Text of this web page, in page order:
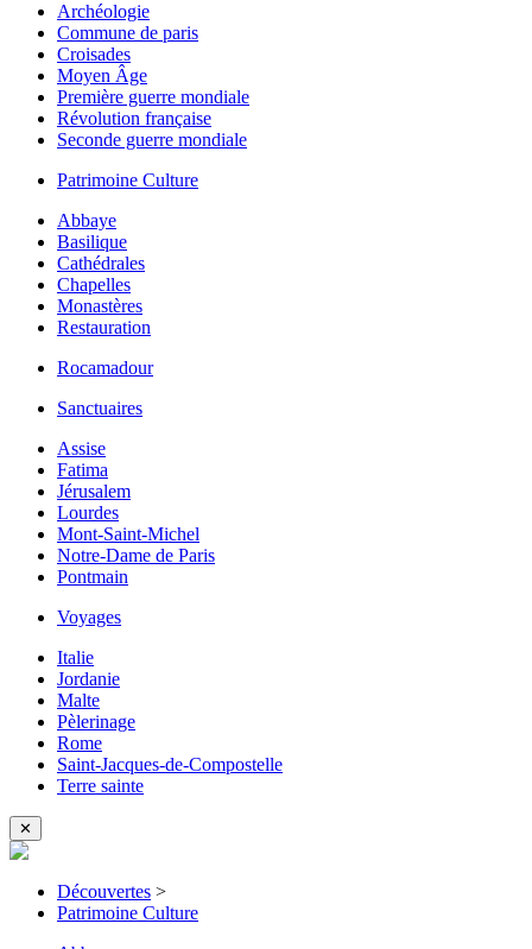
Archéologie
Commune de paris
Croisades
Moyen Âge
Première guerre mondiale
Révolution française
Seconde guerre mondiale
Patrimoine Culture
Abbaye
Basilique
Cathédrales
Chapelles
Monastères
Restauration
Rocamadour
Sanctuaires
Assise
Fatima
Jérusalem
Lourdes
Mont-Saint-Michel
Notre-Dame de Paris
Pontmain
Voyages
Italie
Jordanie
Malte
Pèlerinage
Rome
Saint-Jacques-de-Compostelle
Terre sainte
✕
Découvertes >
Patrimoine Culture